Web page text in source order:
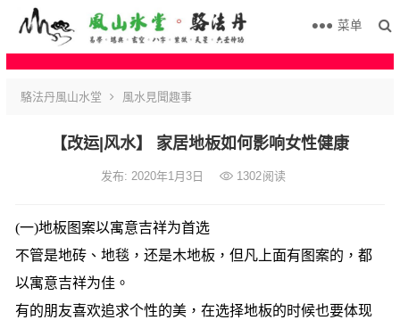
菜单
駱法丹風山水堂 風水見聞趣事
【改运|风水】 家居地板如何影响女性健康
发布: 2020年1月3日 1302阅读
(一)地板图案以寓意吉祥为首选
不管是地砖、地毯，还是木地板，但凡上面有图案的，都
以寓意吉祥为佳。
有的朋友喜欢追求个性的美，在选择地板的时候也要体现